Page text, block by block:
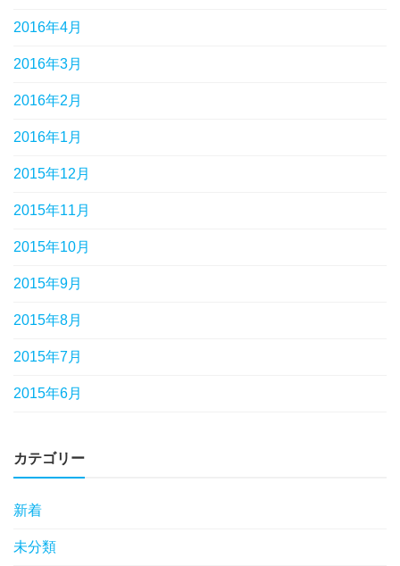
2016年4月
2016年3月
2016年2月
2016年1月
2015年12月
2015年11月
2015年10月
2015年9月
2015年8月
2015年7月
2015年6月
カテゴリー
新着
未分類